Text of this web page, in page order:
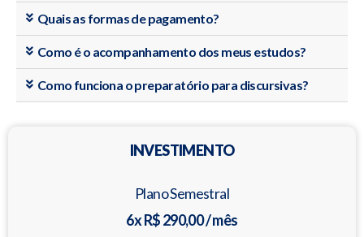
Quais as formas de pagamento?
Como é o acompanhamento dos meus estudos?
Como funciona o preparatório para discursivas?
INVESTIMENTO
Plano Semestral
6x R$ 290,00 / mês